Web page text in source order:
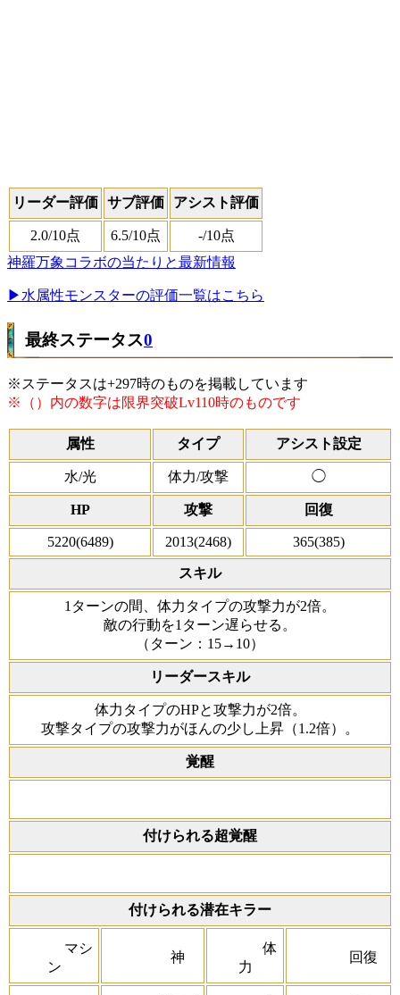
リーダー評価 サブ評価 アシスト評価
2.0/10点 6.5/10点 -/10点
神羅万象コラボの当たりと最新情報
▶水属性モンスターの評価一覧はこちら
最終ステータス0
※ステータスは+297時のものを掲載しています
※（）内の数字は限界突破Lv110時のものです
属性 タイプ アシスト設定
水/光 体力/攻撃 ◯
HP 攻撃 回復
5220(6489) 2013(2468) 365(385)
スキル
1ターンの間、体力タイプの攻撃力が2倍。
敵の行動を1ターン遅らせる。
（ターン：15→10）
リーダースキル
体力タイプのHPと攻撃力が2倍。
攻撃タイプの攻撃力がほんの少し上昇（1.2倍）。
覚醒
付けられる超覚醒
付けられる潜在キラー
マシ
ン
神
体
力
回復